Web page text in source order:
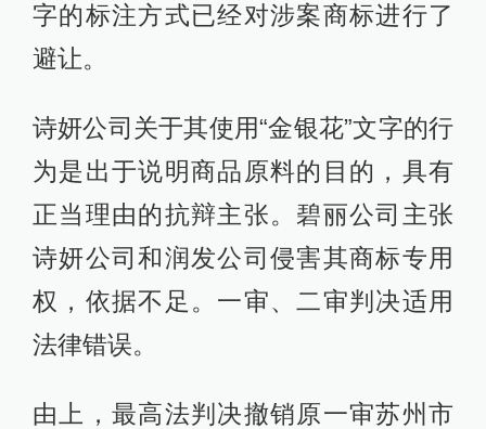
字的标注方式已经对涉案商标进行了
避让。
诗妍公司关于其使用“金银花”文字的行
为是出于说明商品原料的目的，具有
正当理由的抗辩主张。碧丽公司主张
诗妍公司和润发公司侵害其商标专用
权，依据不足。一审、二审判决适用
法律错误。
由上，最高法判决撤销原一审苏州市